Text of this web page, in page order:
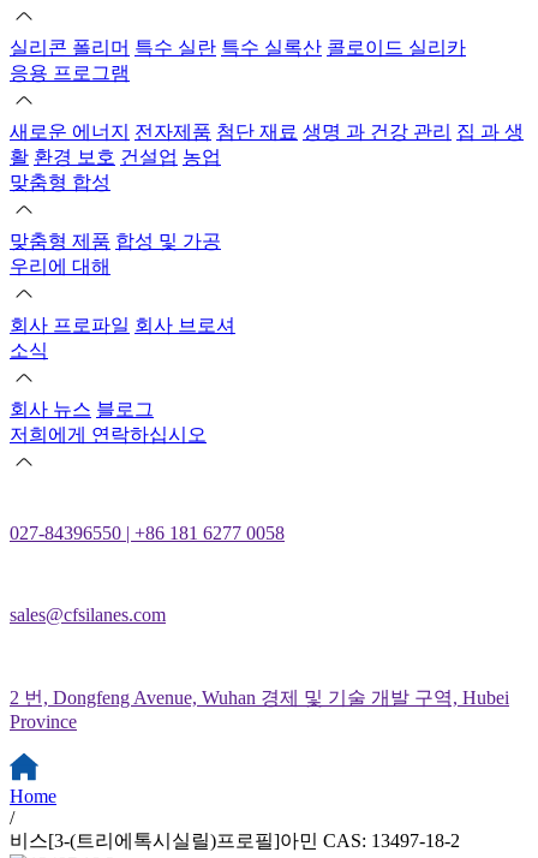
실리콘 폴리머 특수 실란 특수 실록산 콜로이드 실리카
응용 프로그램
새로운 에너지 전자제품 첨단 재료 생명 과 건강 관리 집 과 생
활 환경 보호 건설업 농업
맞춤형 합성
맞춤형 제품 합성 및 가공
우리에 대해
회사 프로파일 회사 브로셔
소식
회사 뉴스 블로그
저희에게 연락하십시오
027-84396550 | +86 181 6277 0058
sales@cfsilanes.com
2 번, Dongfeng Avenue, Wuhan 경제 및 기술 개발 구역, Hubei
Province
Home
/
비스[3-(트리에톡시실릴)프로필]아민 CAS: 13497-18-2